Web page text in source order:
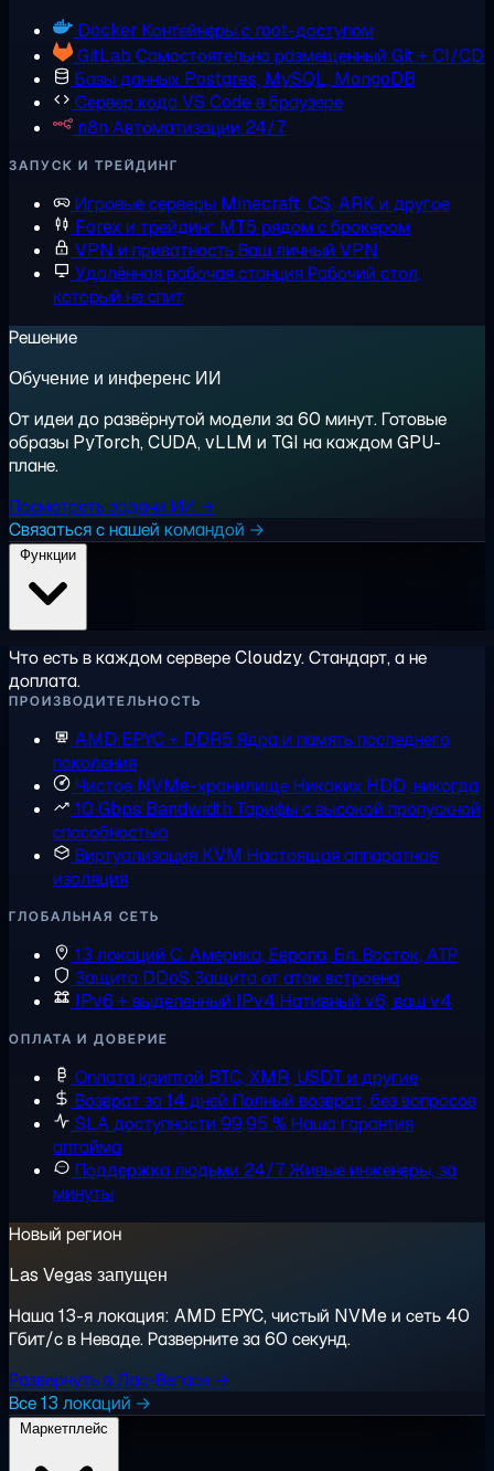
Docker Контейнеры с root-доступом
GitLab Самостоятельно размещенный Git + CI/CD
Базы данных Postgres, MySQL, MongoDB
Сервер кодаVS Code в браузере
n8n Автоматизации 24/7
ЗАПУСК И ТРЕЙДИНГ
Игровые серверы Minecraft, CS, ARK и другое
Forex и трейдинг MT5 рядом с брокером
VPN и приватностьВаш личный VPN
Удалённая рабочая станцияРабочий стол,
который не спит
Решение
Обучение и инференс ИИ
От идеи до развёрнутой модели за 60 минут. Готовые
образы PyTorch, CUDA, vLLM и TGI на каждом GPU-
плане.
Посмотреть задачи ИИ →
Связаться с нашей командой →
Что есть в каждом сервере Cloudzy. Стандарт, а не
доплата.
ПРОИЗВОДИТЕЛЬНОСТЬ
AMD EPYC + DDR5 Ядра и память последнего
поколения
Чистое NVMe-хранилищеНикаких HDD, никогда
10 Gbps Bandwidth Тарифы с высокой пропускной
способностью
Виртуализация KVM Настоящая аппаратная
изоляция
ГЛОБАЛЬНАЯ СЕТЬ
13 локаций С. Америка, Европа, Бл. Восток, АТР
Защита DDoS Защита от атак встроена
IPv6 + выделенный IPv4 Нативный v6, ваш v4
ОПЛАТА И ДОВЕРИЕ
Оплата криптой BTC, XMR, USDT и другие
Возврат за 14 дней Полный возврат, без вопросов
SLA доступности 99,95 % Наша гарантия
аптайма
Поддержка людьми 24/7Живые инженеры, за
минуты
Новый регион
Las Vegas запущен
Наша 13-я локация: AMD EPYC, чистый NVMe и сеть 40
Гбит/с в Неваде. Разверните за 60 секунд.
Развернуть в Лас-Вегасе →
Все 13 локаций →